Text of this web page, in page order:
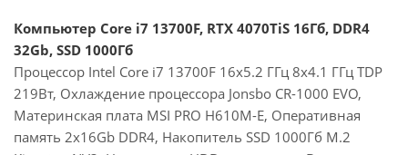
Компьютер Core i7 13700F, RTX 4070TiS 16Гб, DDR4
32Gb, SSD 1000Гб
Процессор Intel Core i7 13700F 16x5.2 ГГц 8x4.1 ГГц TDP
219Вт, Охлаждение процессора Jonsbo CR-1000 EVO,
Материнская плата MSI PRO H610M-E, Оперативная
память 2x16Gb DDR4, Накопитель SSD 1000Гб M.2